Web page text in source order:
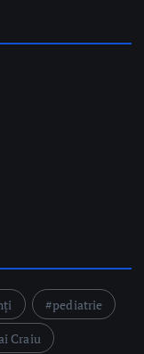
pediatrie
Craiu